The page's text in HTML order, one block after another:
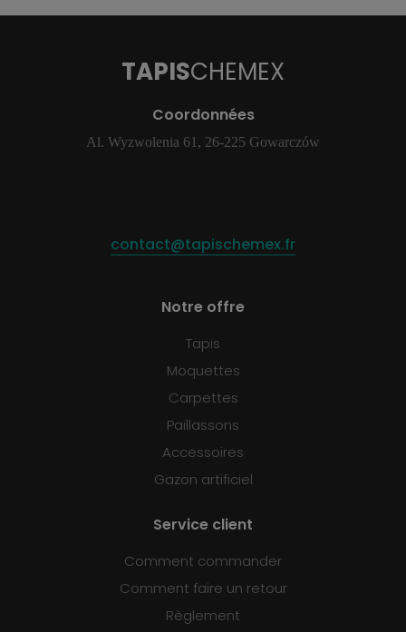
TAPISCHEMEX
Coordonnées
Al. Wyzwolenia 61, 26-225 Gowarczów
contact@tapischemex.fr
Notre offre
Tapis
Moquettes
Carpettes
Paillassons
Accessoires
Gazon artificiel
Service client
Comment commander
Comment faire un retour
Règlement